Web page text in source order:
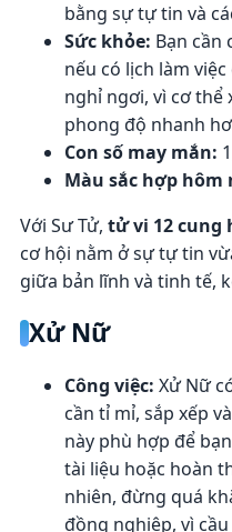
bằng sự tự tin và
Sức khỏe: Bạn cần
nếu có lịch làm
nghỉ ngơi, vì cơ thể
phong độ nhanh
Con số may mắn:
Màu sắc hợp hôm
Với Sư Tử, tử vi 12 cung
cơ hội nằm ở sự tự tin
giữa bản lĩnh và tinh tế,
Xử Nữ
Công việc: Xử Nữ
cần tỉ mỉ, sắp xếp
này phù hợp để
tài liệu hoặc hoàn
nhiên, đừng quá
đồng nghiệp, vì